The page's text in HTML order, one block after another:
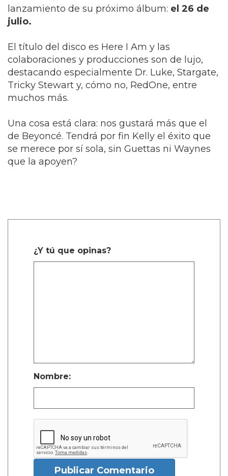
lanzamiento de su próximo álbum: el 26 de
julio.
El título del disco es Here I Am y las
colaboraciones y producciones son de lujo,
destacando especialmente Dr. Luke, Stargate,
Tricky Stewart y, cómo no, RedOne, entre
muchos más.
Una cosa está clara: nos gustará más que el
de Beyoncé. Tendrá por fin Kelly el éxito que
se merece por sí sola, sin Guettas ni Waynes
que la apoyen?
¿Y tú que opinas?
Nombre:
Publicar Comentario